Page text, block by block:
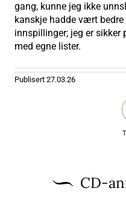
gang, kunne jeg ikke
kanskje hadde vært
innspillinger; jeg er
med egne lister.
Publisert 27.03.26
CD-